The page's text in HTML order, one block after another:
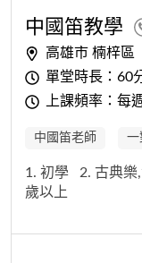
中國笛教學
高雄市 楠梓區
單堂時長：60
上課頻率：每
中國笛老師 一
1. 初學 2. 古典樂
歲以上